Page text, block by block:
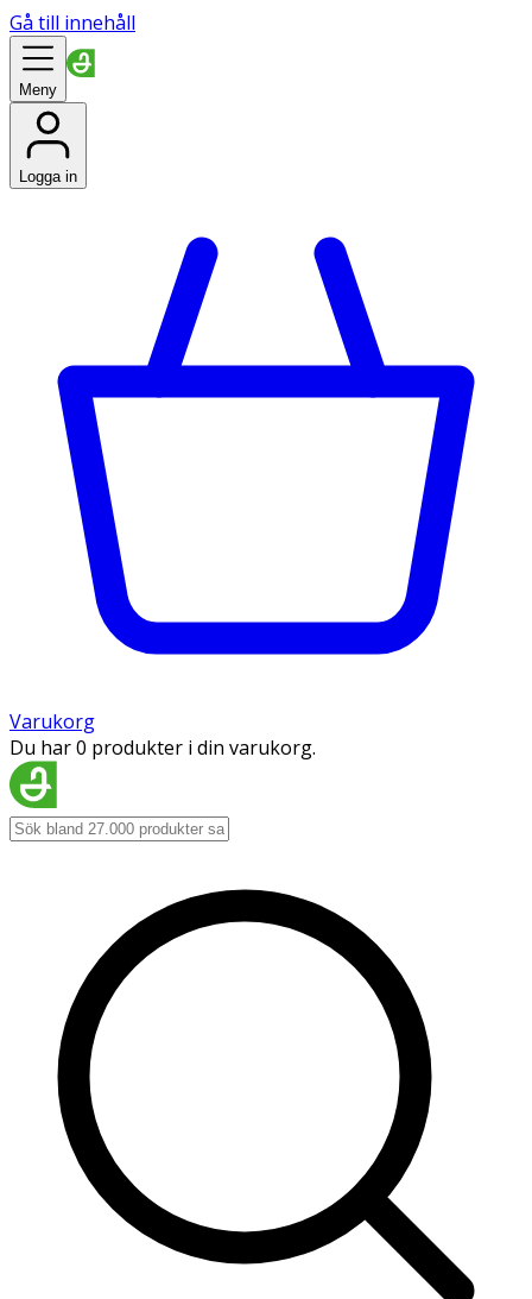
Gå till innehåll
Meny
Logga in
Varukorg
Du har 0 produkter i din varukorg.